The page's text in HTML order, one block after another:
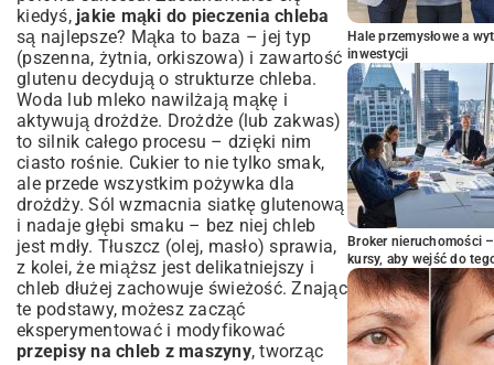
kiedyś, jakie mąki do pieczenia chleba
są najlepsze? Mąka to baza – jej typ
(pszenna, żytnia, orkiszowa) i zawartość
glutenu decydują o strukturze chleba.
Woda lub mleko nawilżają mąkę i
aktywują drożdże. Drożdże (lub zakwas)
to silnik całego procesu – dzięki nim
ciasto rośnie. Cukier to nie tylko smak,
ale przede wszystkim pożywka dla
drożdży. Sól wzmacnia siatkę glutenową
i nadaje głębi smaku – bez niej chleb
jest mdły. Tłuszcz (olej, masło) sprawia,
z kolei, że miąższ jest delikatniejszy i
chleb dłużej zachowuje świeżość. Znając
te podstawy, możesz zacząć
eksperymentować i modyfikować
przepisy na chleb z maszyny, tworząc
Hale przemysłowe a
inwestycji
Broker nieruchomości
kursy, aby wejść do